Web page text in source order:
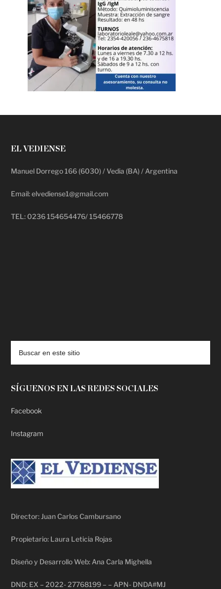
EL VEDIENSE
Manuel Dorrego 166 (6030) / Vedia (BA) / Argentina
Email: elvediense1@gmail.com
TEL: 0236 154654476/ 15466778
SÍGUENOS EN LAS REDES SOCIALES
Facebook
Instagram
Director: Juan Carlos Cambursano
Propietario: Laura Leticia Rojas
Diseño y Desarrollo Web: Ana Carla Mighella
DND: EX – 2022- 27768199 – – APN- DNDA#MJ